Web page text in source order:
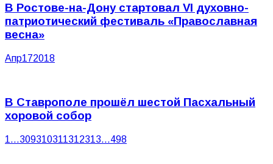
В Ростове-на-Дону стартовал VI духовно-
патриотический фестиваль «Православная
весна»
Апр172018
В Ставрополе прошёл шестой Пасхальный
хоровой собор
1…309310311312313…498